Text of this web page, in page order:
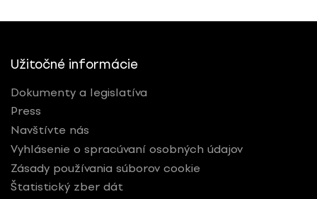
Užitočné informácie
Dokumenty a legislatíva
Press
Navštívte nás
Vyhlásenie o spracúvaní osobných údajov
Zásady používania súborov cookie
Štatistický zber dát